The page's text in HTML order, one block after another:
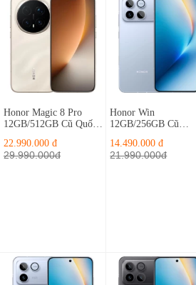
Honor Magic 8 Pro
12GB/512GB Cũ Quốc
22.990.000 đ
29.990.000đ
Honor Win
12GB/256GB Cũ
14.490.000 đ
21.990.000đ